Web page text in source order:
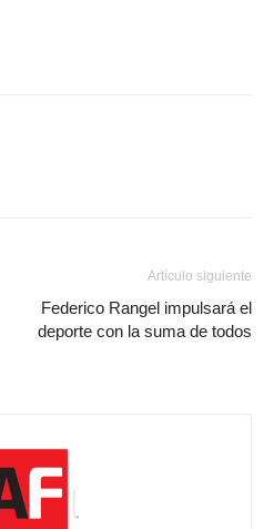
Artículo siguiente
Federico Rangel impulsará el
deporte con la suma de todos